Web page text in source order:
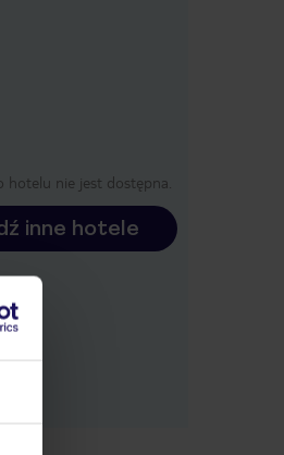
hotelu nie jest dostępna.
inne hotele